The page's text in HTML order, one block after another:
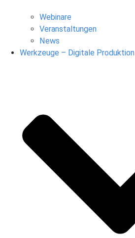
Webinare
Veranstaltungen
News
Werkzeuge – Digitale Produktion